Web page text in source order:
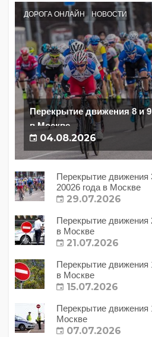
ДОРОГА ОНЛАЙН НОВОСТИ
Перекрытие движения 8 и 9
в Москве
04.08.2026
Перекрытие движения
20026 года в Москве
29.07.2026
Перекрытие движения
в Москве
21.07.2026
Перекрытие движения
в Москве
15.07.2026
Перекрытие движения
Москве
07.07.2026